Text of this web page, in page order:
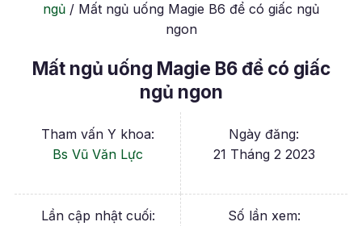
ngủ / Mất ngủ uống Magie B6 để có giấc ngủ
ngon
Mất ngủ uống Magie B6 để có giấc
ngủ ngon
Tham vấn Y khoa:
Bs Vũ Văn Lực
Ngày đăng:
21 Tháng 2 2023
Lần cập nhật cuối:
Số lần xem: